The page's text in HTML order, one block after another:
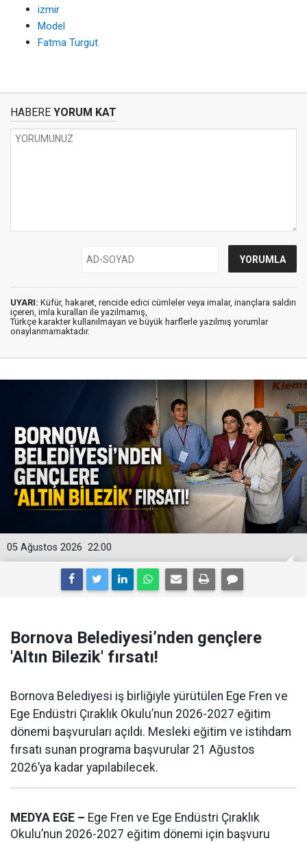
izmir
Model
Fatma Turgut
HABERE YORUM KAT
UYARI: Küfür, hakaret, rencide edici cümleler veya imalar, inançlara saldırı
içeren, imla kuralları ile yazılmamış,
Türkçe karakter kullanılmayan ve büyük harflerle yazılmış yorumlar
onaylanmamaktadır.
22:00
05 Ağustos 2026
Bornova Belediyesi’nden gençlere
'Altın Bilezik' fırsatı!
Bornova Belediyesi iş birliğiyle yürütülen Ege Fren ve
Ege Endüstri Çıraklık Okulu’nun 2026-2027 eğitim
dönemi başvuruları açıldı. Mesleki eğitim ve istihdam
fırsatı sunan programa başvurular 21 Ağustos
2026’ya kadar yapılabilecek.
MEDYA EGE – Ege Fren ve Ege Endüstri Çıraklık
Okulu’nun 2026-2027 eğitim dönemi için başvuru